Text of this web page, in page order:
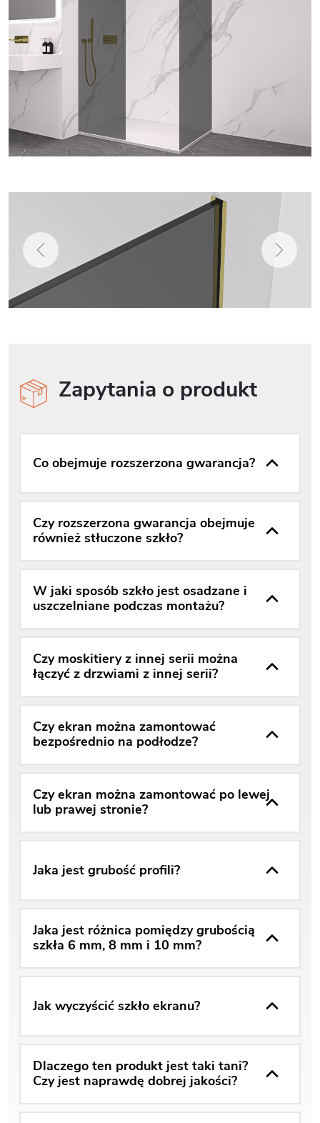
Zapytania o produkt
Co obejmuje rozszerzona gwarancja?
Czy rozszerzona gwarancja obejmuje
również stłuczone szkło?
W jaki sposób szkło jest osadzane i
uszczelniane podczas montażu?
Czy moskitiery z innej serii można
łączyć z drzwiami z innej serii?
Czy ekran można zamontować
bezpośrednio na podłodze?
Czy ekran można zamontować po lewej
lub prawej stronie?
Jaka jest grubość profili?
Jaka jest różnica pomiędzy grubością
szkła 6 mm, 8 mm i 10 mm?
Jak wyczyścić szkło ekranu?
Dlaczego ten produkt jest taki tani?
Czy jest naprawdę dobrej jakości?